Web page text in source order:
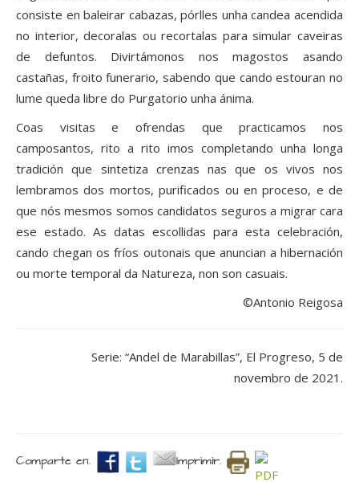
consiste en baleirar cabazas, pórlles unha candea acendida
no interior, decoralas ou recortalas para simular caveiras
de defuntos. Divirtámonos nos magostos asando
castañas, froito funerario, sabendo que cando estouran no
lume queda libre do Purgatorio unha ánima.
Coas visitas e ofrendas que practicamos nos
camposantos, rito a rito imos completando unha longa
tradición que sintetiza crenzas nas que os vivos nos
lembramos dos mortos, purificados ou en proceso, e de
que nós mesmos somos candidatos seguros a migrar cara
ese estado. As datas escollidas para esta celebración,
cando chegan os fríos outonais que anuncian a hibernación
ou morte temporal da Natureza, non son casuais.
©Antonio Reigosa
Serie: “Andel de Marabillas”, El Progreso, 5 de
novembro de 2021.
Comparte en. Imprimir.